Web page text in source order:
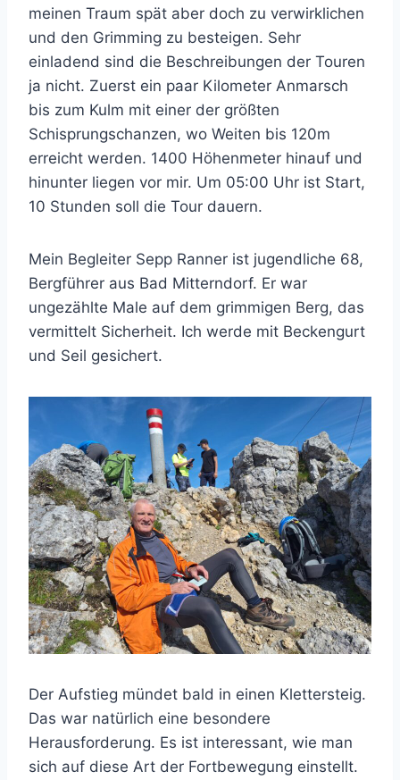
meinen Traum spät aber doch zu verwirklichen
und den Grimming zu besteigen. Sehr
einladend sind die Beschreibungen der Touren
ja nicht. Zuerst ein paar Kilometer Anmarsch
bis zum Kulm mit einer der größten
Schisprungschanzen, wo Weiten bis 120m
erreicht werden. 1400 Höhenmeter hinauf und
hinunter liegen vor mir. Um 05:00 Uhr ist Start,
10 Stunden soll die Tour dauern.
Mein Begleiter Sepp Ranner ist jugendliche 68,
Bergführer aus Bad Mitterndorf. Er war
ungezählte Male auf dem grimmigen Berg, das
vermittelt Sicherheit. Ich werde mit Beckengurt
und Seil gesichert.
Der Aufstieg mündet bald in einen Klettersteig.
Das war natürlich eine besondere
Herausforderung. Es ist interessant, wie man
sich auf diese Art der Fortbewegung einstellt.